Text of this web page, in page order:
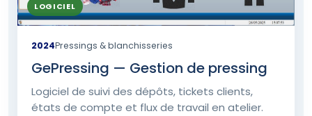
LOGICIEL
2024Pressings & blanchisseries
GePressing — Gestion de pressing
Logiciel de suivi des dépôts, tickets clients,
états de compte et flux de travail en atelier.